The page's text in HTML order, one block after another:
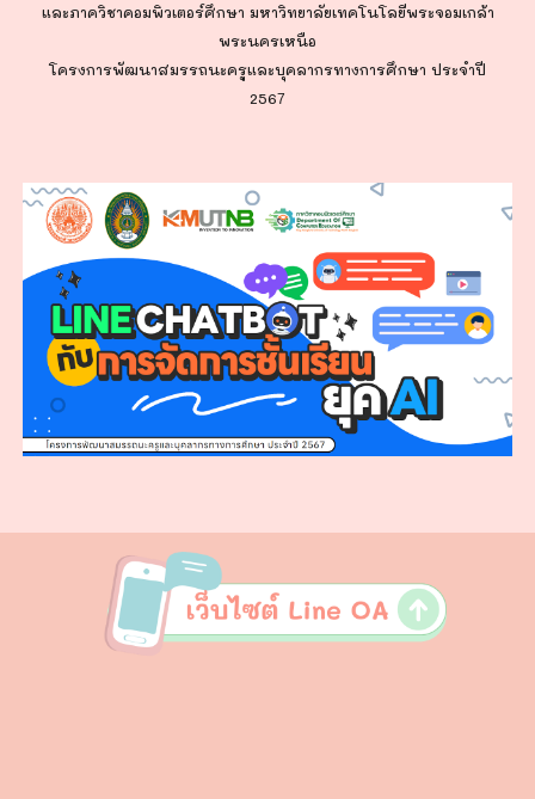
และภาควิชาคอมพิวเตอร์ศึกษา มหาวิทยาลัยเทคโนโลยีพระจอมเกล้า
พระนครเหนือ
โครงการพัฒนาสมรรถนะครูและบุคลากรทางการศึกษา ประจำปี
2567